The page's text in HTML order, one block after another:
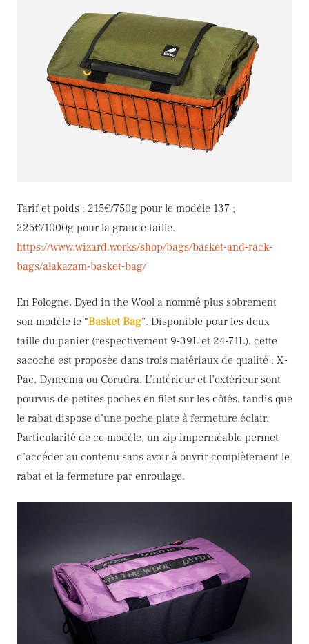
Tarif et poids : 215€/750g pour le modèle 137 ;
225€/1000g pour la grande taille.
https://www.wizard.works/shop/bags/basket-and-rack-
bags/alakazam-basket-bag/
En Pologne, Dyed in the Wool a nommé plus sobrement
son modèle le “Basket Bag”. Disponible pour les deux
taille du panier (respectivement 9-39L et 24-71L), cette
sacoche est proposée dans trois matériaux de qualité : X-
Pac, Dyneema ou Corudra. L’intérieur et l’extérieur sont
pourvus de petites poches en filet sur les côtés, tandis que
le rabat dispose d’une poche plate à fermeture éclair.
Particularité de ce modèle, un zip imperméable permet
d’accéder au contenu sans avoir à ouvrir complètement le
rabat et la fermeture par enroulage.